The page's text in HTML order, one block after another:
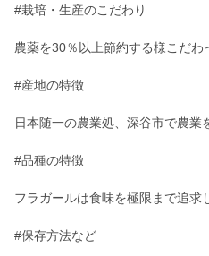
#栽培・生産のこだわり
農薬を30％以上節約する様こだわ
#産地の特徴
日本随一の農業処、深谷市で農業
#品種の特徴
フラガールは食味を極限まで追求
#保存方法など